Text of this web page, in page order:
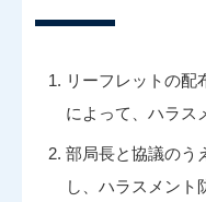
リーフレットの配
によって、ハラス
部局長と協議のう
し、ハラスメント